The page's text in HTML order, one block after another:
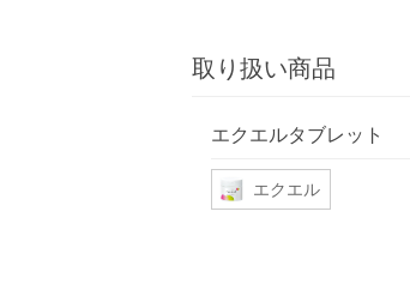
取り扱い商品
エクエルタブレット
エクエル